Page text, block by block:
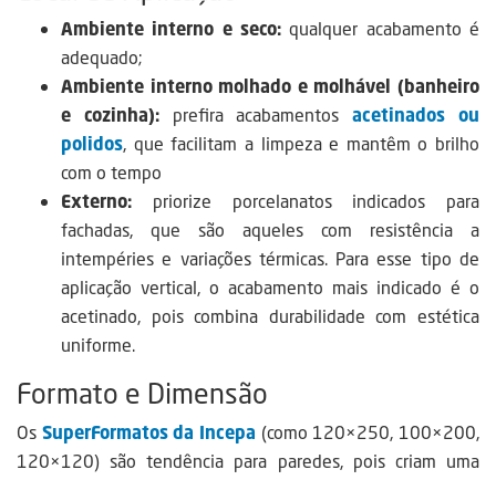
Ambiente interno e seco: qualquer acabamento é
adequado;
Ambiente interno molhado e molhável (banheiro
e cozinha):prefira acabamentosacetinados ou
polidos, que facilitam a limpeza e mantêm o brilho
com o tempo
Externo: priorize porcelanatos indicados para
fachadas, que são aqueles com resistência a
intempéries e variações térmicas. Para esse tipo de
aplicação vertical, o acabamento mais indicado é o
acetinado, pois combina durabilidade com estética
uniforme.
Formato e Dimensão
Os SuperFormatos da Incepa (como 120×250, 100×200,
120×120) são tendência para paredes, pois criam uma